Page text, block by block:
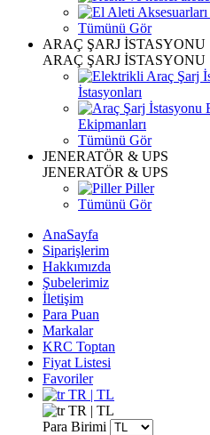
Tümünü Gör
ARAÇ ŞARJ İSTASYONU
ARAÇ ŞARJ İSTASYONU
İstasyonları
Ekipmanları
Tümünü Gör
JENERATÖR & UPS
JENERATÖR & UPS
Piller
Tümünü Gör
AnaSayfa
Siparişlerim
Hakkımızda
Şubelerimiz
İletişim
Para Puan
Markalar
KRC Toptan
Fiyat Listesi
Favoriler
TR | TL
TR | TL
Para Birimi